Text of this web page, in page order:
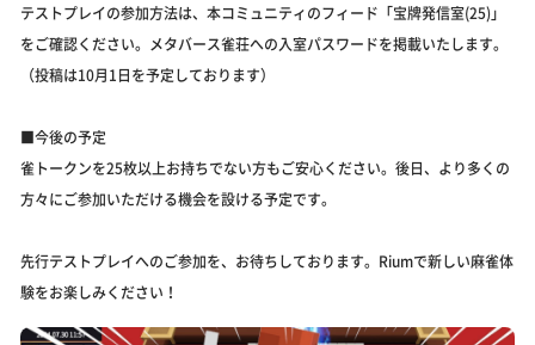
テストプレイの参加方法は、本コミュニティのフィード「宝牌発信室(25)」
をご確認ください。メタバース雀荘への入室パスワードを掲載いたします。
（投稿は10月1日を予定しております）
■今後の予定
雀トークンを25枚以上お持ちでない方もご安心ください。後日、より多くの
方々にご参加いただける機会を設ける予定です。
先行テストプレイへのご参加を、お待ちしております。Riumで新しい麻雀体
験をお楽しみください！